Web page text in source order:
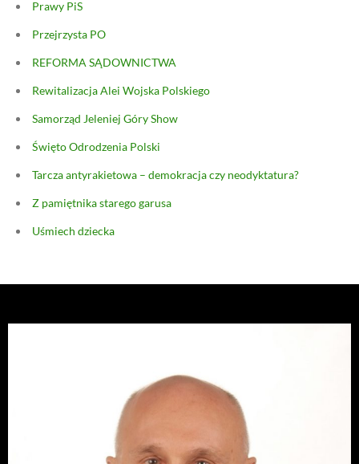
Prawy PiS
Przejrzysta PO
REFORMA SĄDOWNICTWA
Rewitalizacja Alei Wojska Polskiego
Samorząd Jeleniej Góry Show
Święto Odrodzenia Polski
Tarcza antyrakietowa – demokracja czy neodyktatura?
Z pamiętnika starego garusa
Uśmiech dziecka